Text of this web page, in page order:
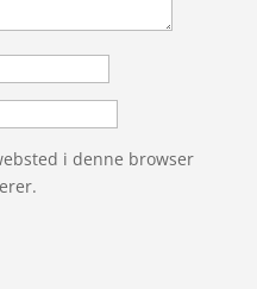
i denne browser